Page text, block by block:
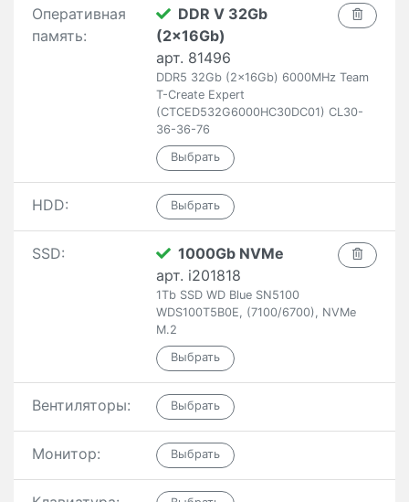
Оперативная
память:
DDR V 32Gb
(2x16Gb)
арт. 81496
DDR5 32Gb (2x16Gb) 6000MHz Team
T-Create Expert
(CTCED532G6000HC30DC01) CL30-
36-36-76
HDD:
SSD:
1000Gb NVMe
арт. i201818
1Tb SSD WD Blue SN5100
WDS100T5B0E, (7100/6700), NVMe
M.2
Вентиляторы:
Монитор: